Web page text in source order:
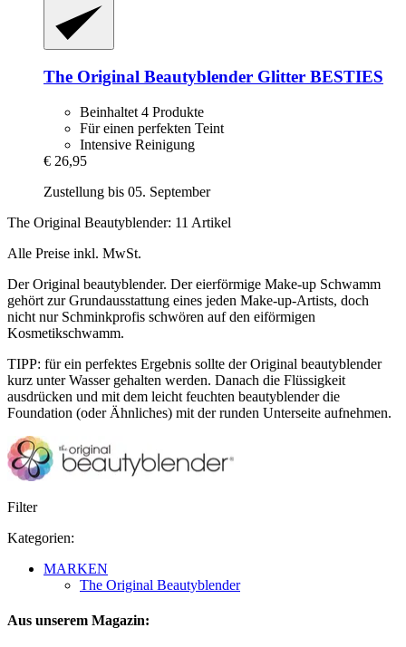
The Original Beautyblender Glitter BESTIES
Beinhaltet 4 Produkte
Für einen perfekten Teint
Intensive Reinigung
€ 26,95
Zustellung bis 05. September
The Original Beautyblender: 11 Artikel
Alle Preise inkl. MwSt.
Der Original beautyblender. Der eierförmige Make-up Schwamm
gehört zur Grundausstattung eines jeden Make-up-Artists, doch
nicht nur Schminkprofis schwören auf den eiförmigen
Kosmetikschwamm.
TIPP: für ein perfektes Ergebnis sollte der Original beautyblender
kurz unter Wasser gehalten werden. Danach die Flüssigkeit
ausdrücken und mit dem leicht feuchten beautyblender die
Foundation (oder Ähnliches) mit der runden Unterseite aufnehmen.
Filter
Kategorien:
MARKEN
The Original Beautyblender
Aus unserem Magazin: